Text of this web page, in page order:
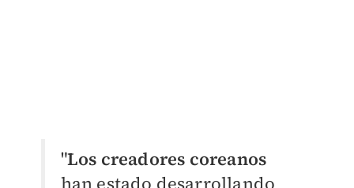
"Los creadores coreanos
han estado desarrollando